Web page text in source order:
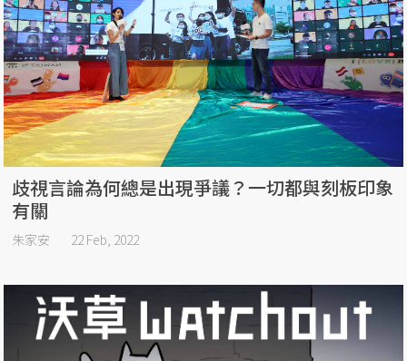
歧視言論為何總是出現爭議？一切都與刻板印象
有關
朱家安 22 Feb, 2022